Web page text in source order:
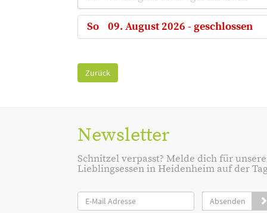
So 09. August 2026 - geschlossen
Zurück
Newsletter
Schnitzel verpasst? Melde dich für
Lieblingsessen in Heidenheim auf der
Absenden